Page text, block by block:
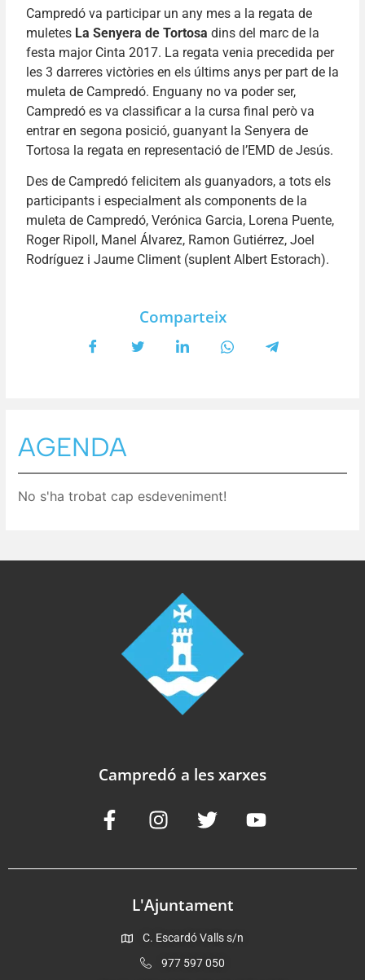
Campredó va participar un any mes a la regata de
muletes La Senyera de Tortosa dins del marc de la
festa major Cinta 2017. La regata venia precedida per
les 3 darreres victòries en els últims anys per part de la
muleta de Campredó. Enguany no va poder ser,
Campredó es va classificar a la cursa final però va
entrar en segona posició, guanyant la Senyera de
Tortosa la regata en representació de l’EMD de Jesús.
Des de Campredó felicitem als guanyadors, a tots els
participants i especialment als components de la
muleta de Campredó, Verónica Garcia, Lorena Puente,
Roger Ripoll, Manel Álvarez, Ramon Gutiérrez, Joel
Rodríguez i Jaume Climent (suplent Albert Estorach).
Comparteix
AGENDA
No s'ha trobat cap esdeveniment!
Campredó a les xarxes
L'Ajuntament
C. Escardó Valls s/n
977 597 050